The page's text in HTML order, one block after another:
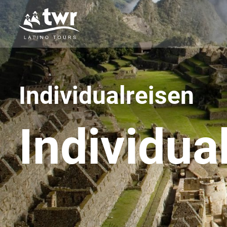
Ihr
Spezialist
für
Lateinamerika
Reisen
+49
379/30143
+49
1511
2709783
thorsten@twr-
Individualreisen